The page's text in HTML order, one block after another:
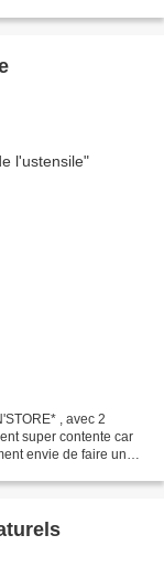
, avec 2
super contente car
envie de faire une